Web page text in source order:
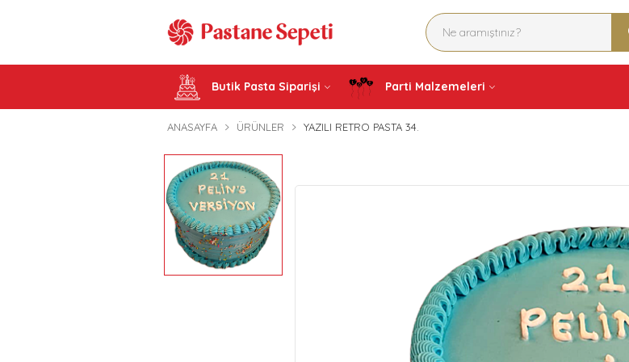
Butik Pasta Siparişi Parti Malzemeleri
ANASAYFA ÜRÜNLER YAZILI RETRO PASTA 34.